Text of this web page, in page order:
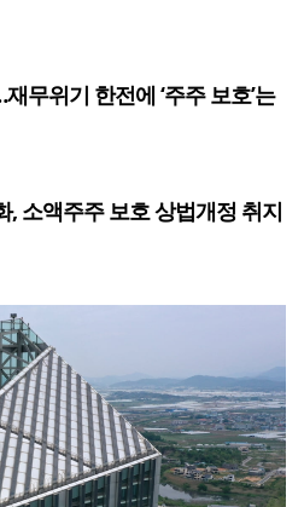
무위기 한전에 ‘주주 보호’는
, 소액주주 보호 상법개정 취지